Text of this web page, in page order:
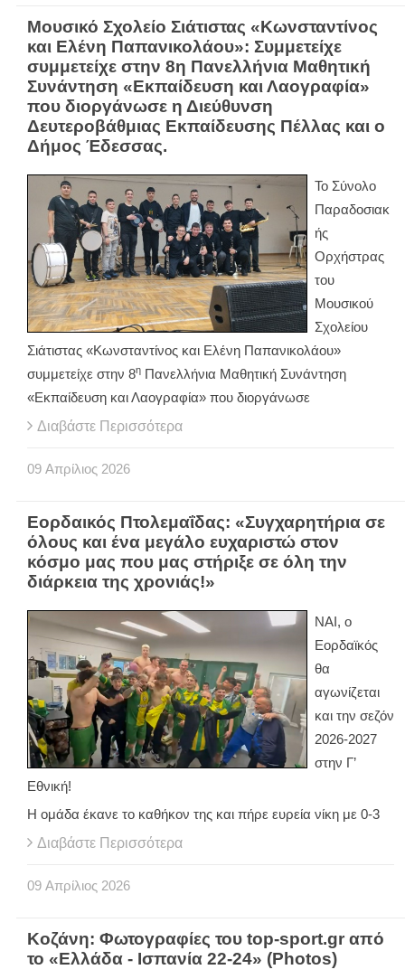
Μουσικό Σχολείο Σιάτιστας «Κωνσταντίνος
και Ελένη Παπανικολάου»: Συμμετείχε
συμμετείχε στην 8η Πανελλήνια Μαθητική
Συνάντηση «Εκπαίδευση και Λαογραφία»
που διοργάνωσε η Διεύθυνση
Δευτεροβάθμιας Εκπαίδευσης Πέλλας και ο
Δήμος Έδεσσας.
Το Σύνολο
Παραδοσιακ
ής
Ορχήστρας
του
Μουσικού
Σχολείου
Σιάτιστας «Κωνσταντίνος και Ελένη Παπανικολάου»
συμμετείχε στην 8η Πανελλήνια Μαθητική Συνάντηση
«Εκπαίδευση και Λαογραφία» που διοργάνωσε
Διαβάστε Περισσότερα
09 Απρίλιος 2026
Εορδαικός Πτολεμαΐδας: «Συγχαρητήρια σε
όλους και ένα μεγάλο ευχαριστώ στον
κόσμο μας που μας στήριξε σε όλη την
διάρκεια της χρονιάς!»
ΝΑΙ, ο
Εορδαϊκός
θα
αγωνίζεται
και την σεζόν
2026-2027
στην Γ’
Εθνική!
Η ομάδα έκανε το καθήκον της και πήρε ευρεία νίκη με 0-3
Διαβάστε Περισσότερα
09 Απρίλιος 2026
Κοζάνη: Φωτογραφίες του top-sport.gr από
το «Ελλάδα - Ισπανία 22-24» (Photos)